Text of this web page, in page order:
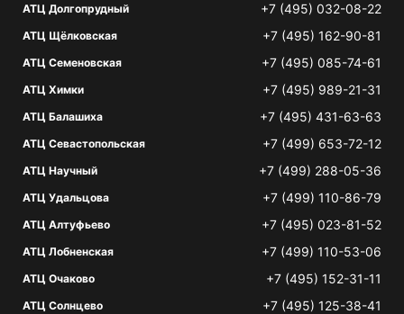
АТЦ Долгопрудный +7 (495) 032-08-22
АТЦ Щёлковская +7 (495) 162-90-81
АТЦ Семеновская +7 (495) 085-74-61
АТЦ Химки +7 (495) 989-21-31
АТЦ Балашиха +7 (495) 431-63-63
АТЦ Севастопольская +7 (499) 653-72-12
АТЦ Научный +7 (499) 288-05-36
АТЦ Удальцова +7 (499) 110-86-79
АТЦ Алтуфьево +7 (495) 023-81-52
АТЦ Лобненская +7 (499) 110-53-06
АТЦ Очаково +7 (495) 152-31-11
АТЦ Солнцево +7 (495) 125-38-41